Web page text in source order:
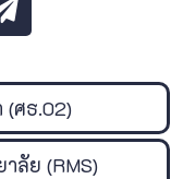
(ศธ.02)
ลัย (RMS)